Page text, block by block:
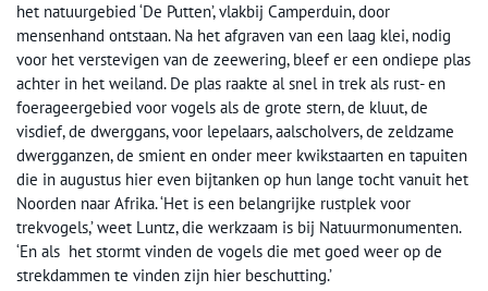
het natuurgebied ‘De Putten’, vlakbij Camperduin, door
mensenhand ontstaan. Na het afgraven van een laag klei, nodig
voor het verstevigen van de zeewering, bleef er een ondiepe plas
achter in het weiland. De plas raakte al snel in trek als rust- en
foerageergebied voor vogels als de grote stern, de kluut, de
visdief, de dwerggans, voor lepelaars, aalscholvers, de zeldzame
dwergganzen, de smient en onder meer kwikstaarten en tapuiten
die in augustus hier even bijtanken op hun lange tocht vanuit het
Noorden naar Afrika. ‘Het is een belangrijke rustplek voor
trekvogels,’ weet Luntz, die werkzaam is bij Natuurmonumenten.
‘En als het stormt vinden de vogels die met goed weer op de
strekdammen te vinden zijn hier beschutting.’